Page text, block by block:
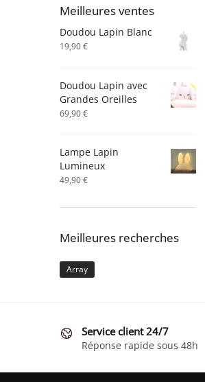
Meilleures ventes
Doudou Lapin Blanc
19,90€
Doudou Lapin avec
Grandes Oreilles
69,90€
Lampe Lapin
Lumineux
49,90€
Meilleures recherches
Array
Service client 24/7
Réponse rapide sous 48h